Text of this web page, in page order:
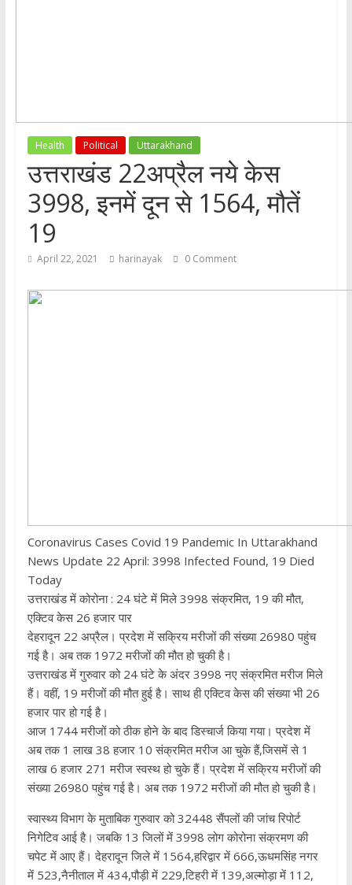
Health Political Uttarakhand
उत्तराखंड 22अप्रैल नये केस
3998, इनमें दून से 1564, मौतें
19
April 22, 2021 harinayak 0 Comment
Coronavirus Cases Covid 19 Pandemic In Uttarakhand
News Update 22 April: 3998 Infected Found, 19 Died
Today
उत्तराखंड में कोरोना : 24 घंटे में मिले 3998 संक्रमित, 19 की मौत,
एक्टिव केस 26 हजार पार
देहरादून 22 अप्रैल। प्रदेश में सक्रिय मरीजों की संख्या 26980 पहुंच
गई है। अब तक 1972 मरीजों की मौत हो चुकी है।
उत्तराखंड में गुरुवार को 24 घंटे के अंदर 3998 नए संक्रमित मरीज मिले
हैं। वहीं, 19 मरीजों की मौत हुई है। साथ ही एक्टिव केस की संख्या भी 26
हजार पार हो गई है।
आज 1744 मरीजों को ठीक होने के बाद डिस्चार्ज किया गया। प्रदेश में
अब तक 1 लाख 38 हजार 10 संक्रमित मरीज आ चुके हैं,जिसमें से 1
लाख 6 हजार 271 मरीज स्वस्थ हो चुके हैं। प्रदेश में सक्रिय मरीजों की
संख्या 26980 पहुंच गई है। अब तक 1972 मरीजों की मौत हो चुकी है।
स्वास्थ्य विभाग के मुताबिक गुरुवार को 32448 सैंपलों की जांच रिपोर्ट
निगेटिव आई है। जबकि 13 जिलों में 3998 लोग कोरोना संक्रमण की
चपेट में आए हैं। देहरादून जिले में 1564,हरिद्वार में 666,ऊधमसिंह नगर
में 523,नैनीताल में 434,पौड़ी में 229,टिहरी में 139,अल्मोड़ा में 112,